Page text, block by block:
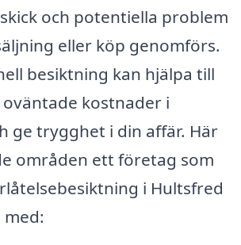
och potentiella problem
eller köp genomförs.
besiktning kan hjälpa till
kostnader i
ge trygghet i din affär. Här
områden ett företag som
i Hultsfred